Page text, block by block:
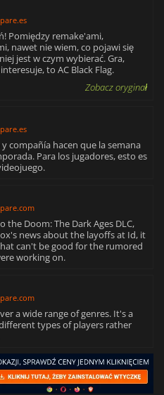
Pomiędzy remake'ami,
nawet nie wiem, co pojawi się
jest w czym wybierać. Gra,
to AC Black Flag.
Zobacz oryginał
compañía hacen que la semana
Para los jugadores, esto es
the Doom: The Dark Ages DLC,
news about the layoffs at Id, it
can't be good for the rumored
working on.
a wide range of genres. It's a
types of players rather